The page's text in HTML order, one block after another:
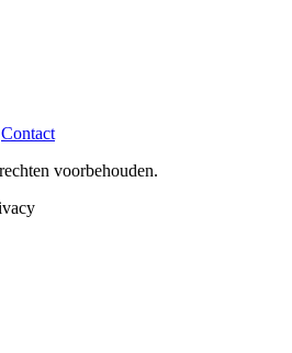
Contact
voorbehouden.